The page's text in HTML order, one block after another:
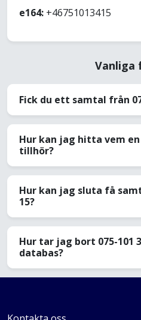
e164: +46751013415
Vanliga
Fick du ett samtal från
Hur kan jag hitta vem en
tillhör?
Hur kan jag sluta få
15?
Hur tar jag bort 075-101
databas?